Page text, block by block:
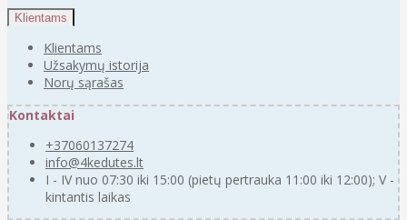
Klientams
Klientams
Užsakymų istorija
Norų sąrašas
Kontaktai
+37060137274
info@4kedutes.lt
I - IV nuo 07:30 iki 15:00 (pietų pertrauka 11:00 iki 12:00); V -
kintantis laikas